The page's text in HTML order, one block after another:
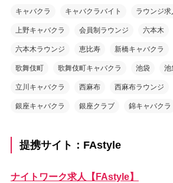
キャバクラ キャバクラバイト ラウンジ求
上野キャバクラ 会員制ラウンジ 六本木
六本木ラウンジ 恵比寿 新橋キャバクラ
歌舞伎町 歌舞伎町キャバクラ 池袋 池
立川キャバクラ 西麻布 西麻布ラウンジ
銀座キャバクラ 銀座クラブ 錦キャバクラ
提携サイト：FAstyle
ナイトワーク求人【FAstyle】